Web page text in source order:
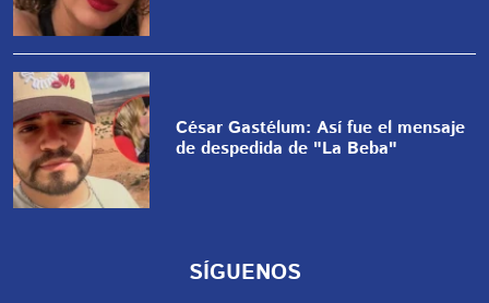
César Gastélum: Así fue el mensaje
de despedida de "La Beba"
SÍGUENOS